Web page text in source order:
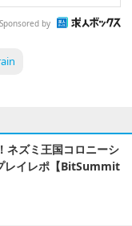
Sponsored by
ネズミ王国コロニーシ
レイレポ【BitSummit